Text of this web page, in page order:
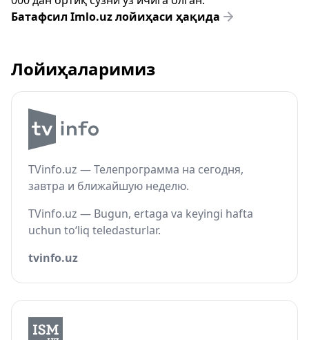
Батафсил Imlo.uz лойиҳаси ҳақида
Лойиҳаларимиз
TVinfo.uz — Телепрограмма на сегодня,
завтра и ближайшую неделю.
TVinfo.uz — Bugun, ertaga va keyingi hafta
uchun to‘liq teledasturlar.
tvinfo.uz